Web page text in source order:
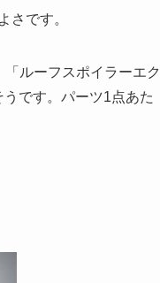
さです。
「ルーフスポイラーエク
です。パーツ1点あた